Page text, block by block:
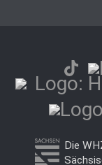
Die